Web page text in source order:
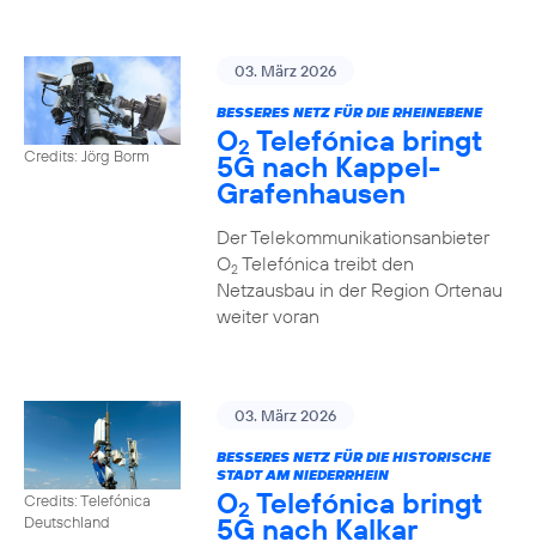
Credits: Jörg Borm
03. März 2026
BESSERES NETZ FÜR DIE RHEINEBENE
O2 Telefónica bringt
5G nach Kappel-
Grafenhausen
Der Telekommunikationsanbieter
O2Telefónica treibt den
Netzausbau in der Region Ortenau
weiter voran
Credits: Telefónica
Deutschland
03. März 2026
BESSERES NETZ FÜR DIE HISTORISCHE
STADT AM NIEDERRHEIN
O2 Telefónica bringt
5G nach Kalkar